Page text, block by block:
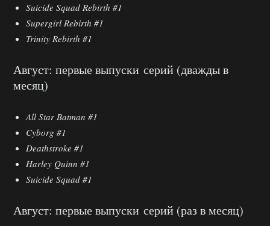
Suicide Squad Rebirth #1
Supergirl Rebirth #1
Trinity Rebirth #1
Август: первые выпуски серий (дважды в
месяц)
All Star Batman #1
Cyborg #1
Deathstroke #1
Harley Quinn #1
Suicide Squad #1
Август: первые выпуски серий (раз в месяц)